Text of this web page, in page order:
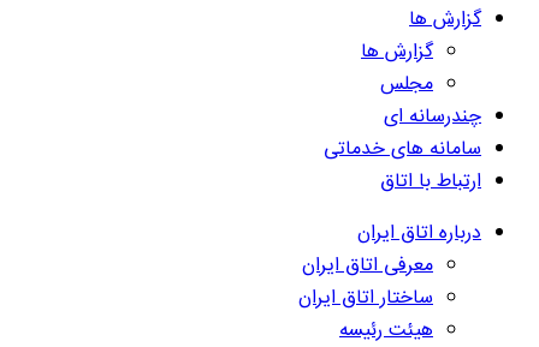
گزارش ها
گزارش ها
مجلس
چندرسانه ای
سامانه های خدماتی
ارتباط با اتاق
درباره اتاق ایران
معرفی اتاق ایران
ساختار اتاق ایران
هیئت رئیسه